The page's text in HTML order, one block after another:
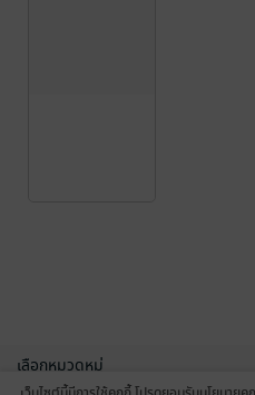
เลือกหมวดหมู่